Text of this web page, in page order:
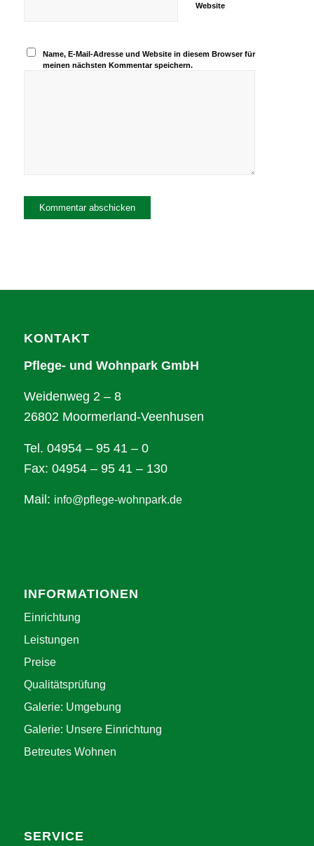
Website
Name, E-Mail-Adresse und Website in diesem Browser für
meinen nächsten Kommentar speichern.
KONTAKT
Pflege- und Wohnpark GmbH
Weidenweg 2 – 8
26802 Moormerland-Veenhusen
Tel. 04954 – 95 41 – 0
Fax: 04954 – 95 41 – 130
Mail: info@pflege-wohnpark.de
INFORMATIONEN
Einrichtung
Leistungen
Preise
Qualitätsprüfung
Galerie: Umgebung
Galerie: Unsere Einrichtung
Betreutes Wohnen
SERVICE